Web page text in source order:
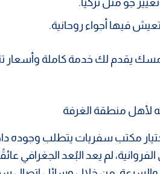
جو مثل تركيا.
فيها أجواء روحانية.
مسك يقدم لك خدمة كاملة وأسعار
منطقة الغرفة
مكتب سفريات يتطلب وجوده
لم يعد البُعد الجغرافي